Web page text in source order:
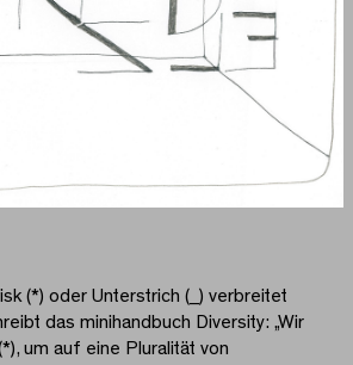
(*) oder Unterstrich (_) verbreitet
das minihandbuch Diversity: „Wir
um auf eine Pluralität von